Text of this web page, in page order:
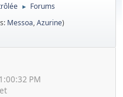
► Forums
Messoa,Azurine)
PM